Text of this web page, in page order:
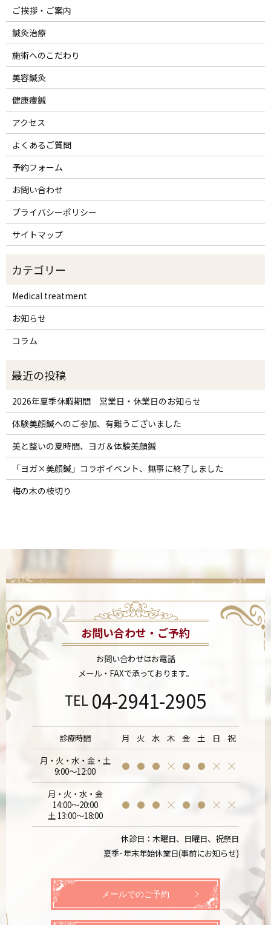
ご挨拶・ご案内
鍼灸治療
施術へのこだわり
美容鍼灸
健康痩鍼
アクセス
よくあるご質問
予約フォーム
お問い合わせ
プライバシーポリシー
サイトマップ
Medical treatment
お知らせ
コラム
2026年夏季休暇期間 営業日・休業日のお知らせ
体験美顔鍼へのご参加、有難うございました
美と整いの夏時間、ヨガ＆体験美顔鍼
「ヨガ×美顔鍼」コラボイベント、無事に終了しました
梅の木の枝切り
お問い合わせ・ご予約
お問い合わせはお電話
メール・FAXで承っております。
TEL 04-2941-2905
診療時間 月 火 水 木 金 土 日
祝
月・火・水・金・土
9:00～12:00
月・火・水・金
14:00～20:00
土 13:00～18:00
休診日：木曜日、日曜日、祝祭日
夏季･年末年始休業日(事前にお知らせ)
メールでのご予約